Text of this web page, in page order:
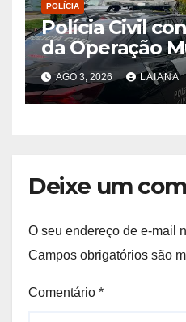
POLÍCIA
Polícia Civil
da Operação
2026 com 133
diligências na
AGO 3, 2026 LAIANA
Deixe um
O seu endereço de e-mail
Campos obrigatórios são
Comentário *